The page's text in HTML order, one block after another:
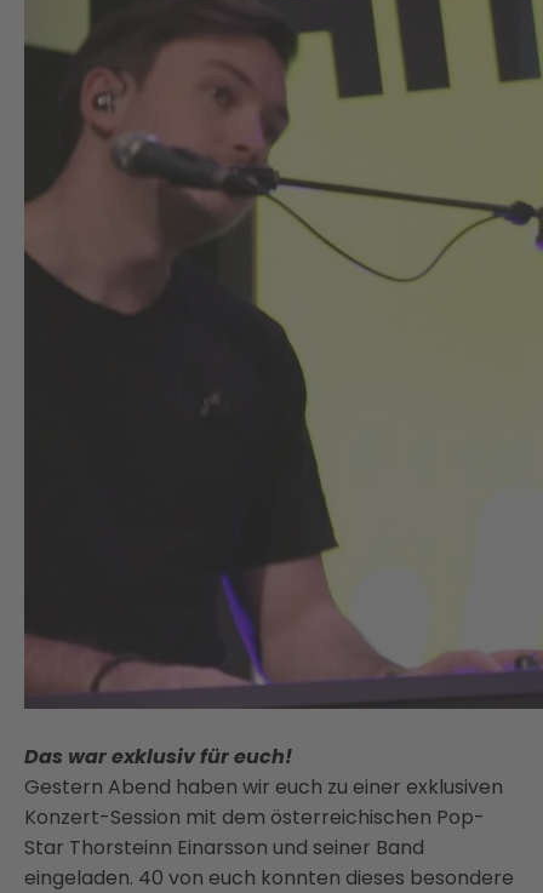
Das war exklusiv für euch!
Gestern Abend haben wir euch zu einer exklusiven
Konzert-Session mit dem österreichischen Pop-
Star Thorsteinn Einarsson und seiner Band
eingeladen. 40 von euch konnten dieses besondere